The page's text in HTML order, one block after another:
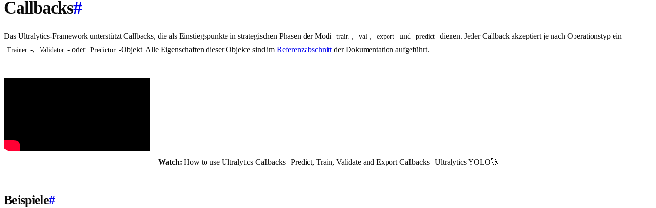
Callbacks#
Das Ultralytics-Framework unterstützt Callbacks, die als Einstiegspunkte in strategischen Phasen der Modi train , val , export und predict dienen. Jeder Callback akzeptiert je nach Operationstyp ein
Trainer -, Validator - oder Predictor -Objekt. Alle Eigenschaften dieser Objekte sind im Referenzabschnitt der Dokumentation aufgeführt.
Watch: How to use Ultralytics Callbacks | Predict, Train, Validate and Export Callbacks | Ultralytics YOLO🚀
Beispiele#